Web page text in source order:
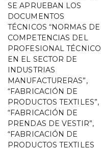
SE APRUEBAN LOS
DOCUMENTOS
TÉCNICOS “NORMAS DE
COMPETENCIAS DEL
PROFESIONAL TÉCNICO
EN EL SECTOR DE
INDUSTRIAS
MANUFACTURERAS”,
“FABRICACIÓN DE
PRODUCTOS TEXTILES”,
“FABRICACIÓN DE
PRENDAS DE VESTIR”,
“FABRICACIÓN DE
PRODUCTOS TEXTILES